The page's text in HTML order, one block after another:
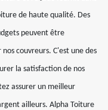
de haute qualité. Des
peuvent être
couvreurs. C'est une des
la satisfaction de nos
assurer un meilleur
ailleurs. Alpha Toiture